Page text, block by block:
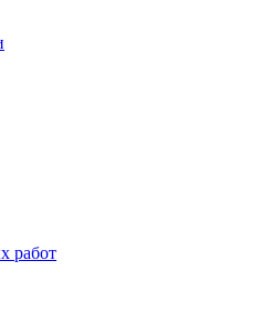
работ